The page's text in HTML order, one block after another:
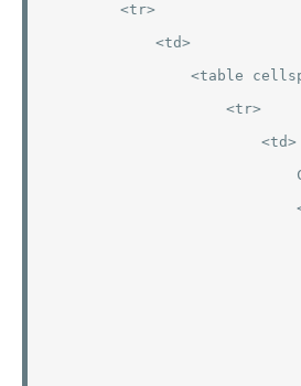
<tr>
<td>
<table
<tr>
<td>
<select
<option value="http://
<option
<option
<option
<option